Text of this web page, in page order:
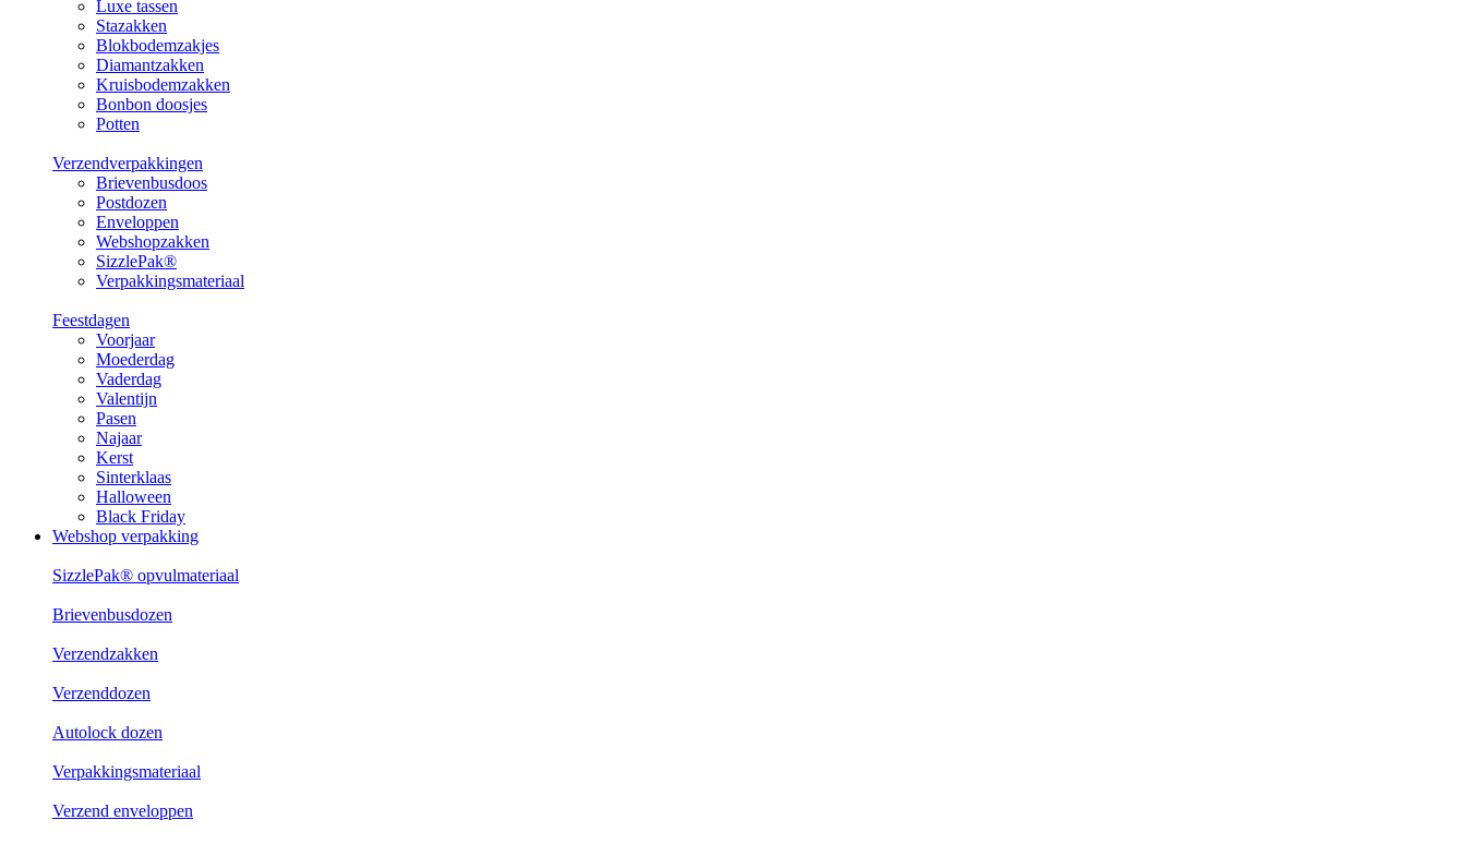
Luxe tassen
Stazakken
Blokbodemzakjes
Diamantzakken
Kruisbodemzakken
Bonbon doosjes
Potten
Verzendverpakkingen
Brievenbusdoos
Postdozen
Enveloppen
Webshopzakken
SizzlePak®
Verpakkingsmateriaal
Feestdagen
Voorjaar
Moederdag
Vaderdag
Valentijn
Pasen
Najaar
Kerst
Sinterklaas
Halloween
Black Friday
Webshop verpakking
SizzlePak® opvulmateriaal
Brievenbusdozen
Verzendzakken
Verzenddozen
Autolock dozen
Verpakkingsmateriaal
Verzend enveloppen